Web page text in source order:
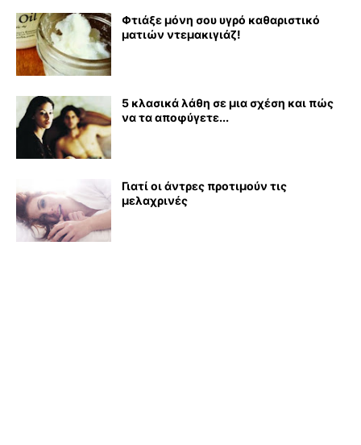
Φτιάξε μόνη σου υγρό καθαριστικό
ματιών ντεμακιγιάζ!
5 κλασικά λάθη σε μια σχέση και πώς
να τα αποφύγετε...
Γιατί οι άντρες προτιμούν τις
μελαχρινές